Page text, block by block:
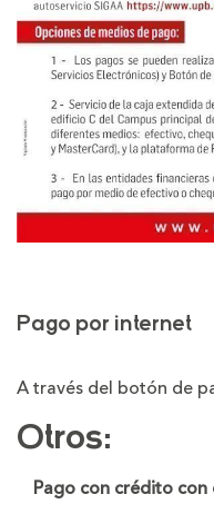
Pago por internet
A través del botón de
Otros:
Pago con crédito